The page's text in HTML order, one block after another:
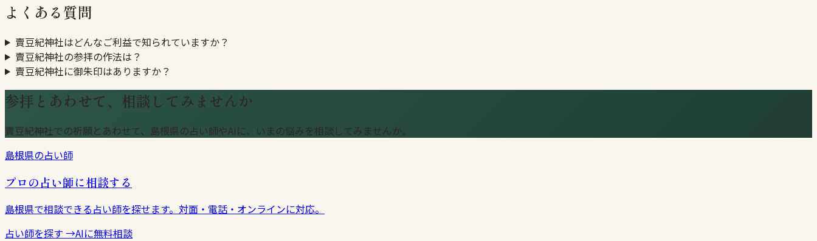
よくある質問
賣豆紀神社はどんなご利益で知られていますか？
賣豆紀神社の参拝の作法は？
賣豆紀神社に御朱印はありますか？
参拝とあわせて、相談してみませんか
賣豆紀神社での祈願とあわせて、島根県の占い師やAIに、いまの悩みを相談してみませんか。
島根県の占い師
プロの占い師に相談する
島根県で相談できる占い師を探せます。対面・電話・オンラインに対応。
占い師を探す →AIに無料相談